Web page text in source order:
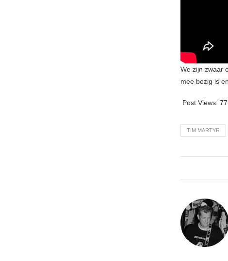
We zijn zwaar
mee bezig is
Post Views:
TIM MARTYR